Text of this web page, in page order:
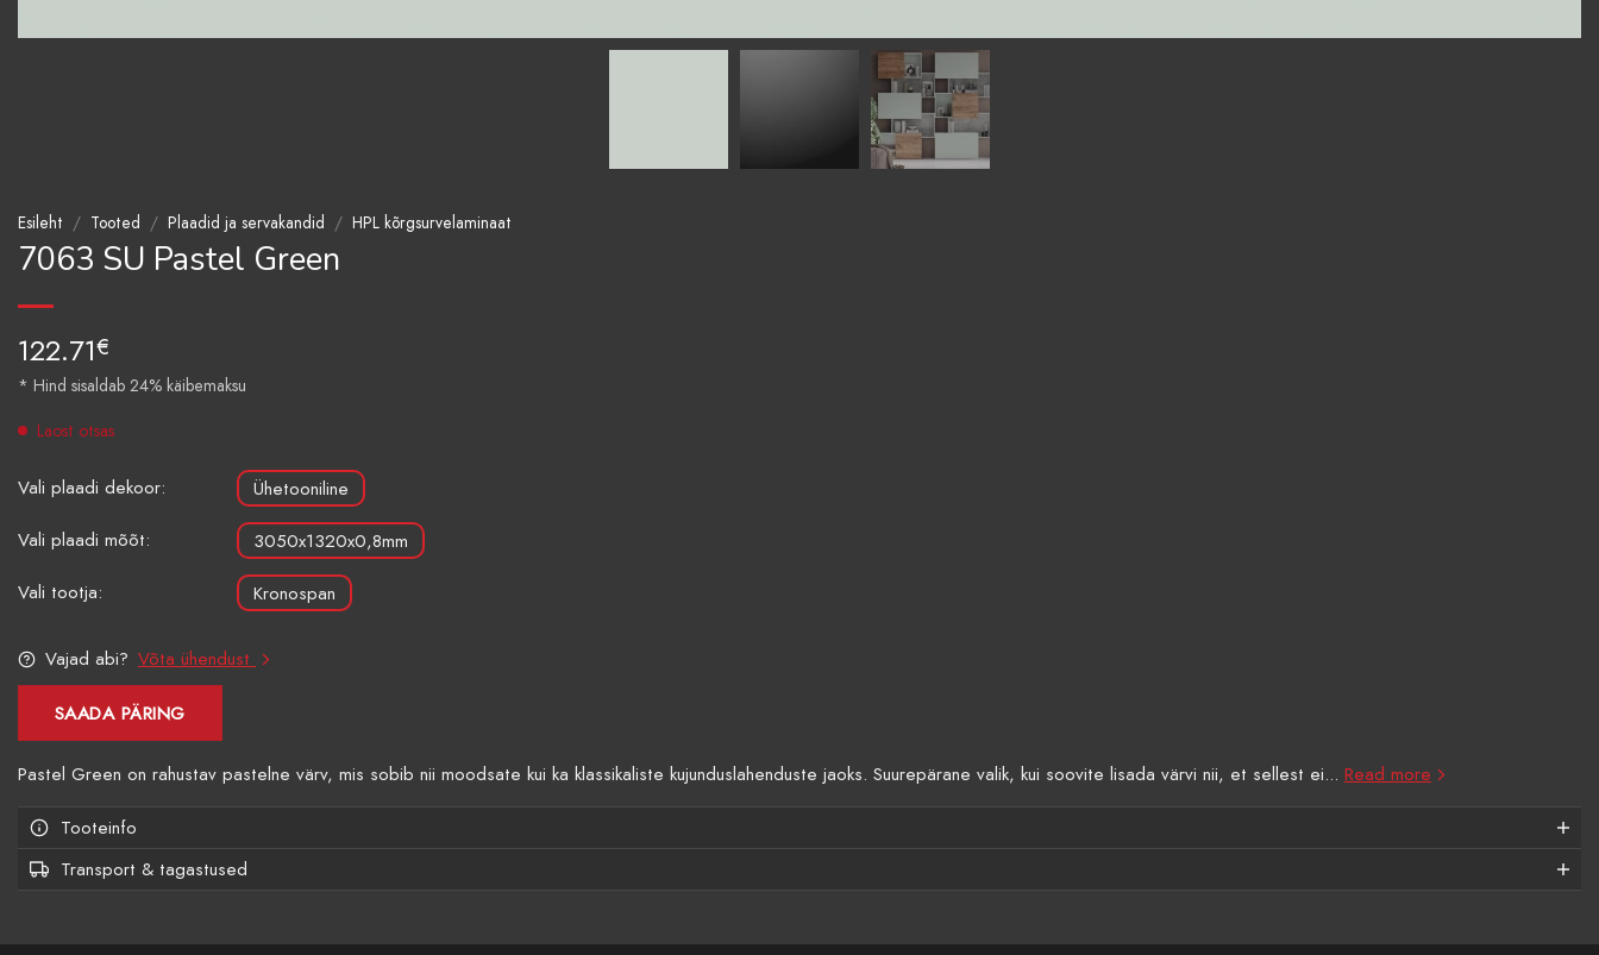
Esileht / Tooted / Plaadid ja servakandid / HPL kõrgsurvelaminaat
7063 SU Pastel Green
122.71€
* Hind sisaldab 24% käibemaksu
Laost otsas
Vali plaadi dekoor:
Ühetooniline
Vali plaadi mõõt:
3050x1320x0,8mm
Vali tootja:
Kronospan
Vajad abi? Võta ühendust
SAADA PÄRING
Pastel Green on rahustav pastelne värv, mis sobib nii moodsate kui ka klassikaliste kujunduslahenduste jaoks. Suurepärane valik, kui soovite lisada värvi nii, et sellest ei... Read more
Tooteinfo
Transport & tagastused